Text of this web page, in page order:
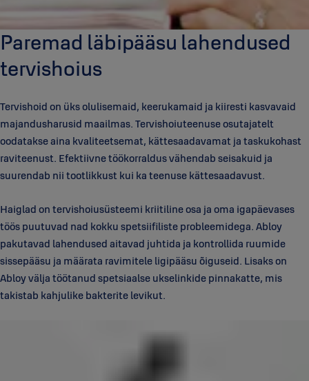
Paremad läbipääsu lahendused
tervishoius
Tervishoid on üks olulisemaid, keerukamaid ja kiiresti kasvavaid
majandusharusid maailmas. Tervishoiuteenuse osutajatelt
oodatakse aina kvaliteetsemat, kättesaadavamat ja taskukohast
raviteenust. Efektiivne töökorraldus vähendab seisakuid ja
suurendab nii tootlikkust kui ka teenuse kättesaadavust.
Haiglad on tervishoiusüsteemi kriitiline osa ja oma igapäevases
töös puutuvad nad kokku spetsiifiliste probleemidega. Abloy
pakutavad lahendused aitavad juhtida ja kontrollida ruumide
sissepääsu ja määrata ravimitele ligipääsu õiguseid. Lisaks on
Abloy välja töötanud spetsiaalse ukselinkide pinnakatte, mis
takistab kahjulike bakterite levikut.